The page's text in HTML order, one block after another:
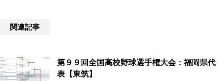
関連記事
第９９回全国高校野球選手権大会：福岡県代
表【東筑】